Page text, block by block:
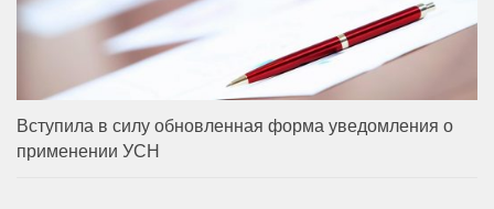
Вступила в силу обновленная форма уведомления о
применении УСН